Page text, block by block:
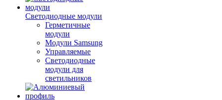
Светодиодные модули
Герметичные
модули
Модули Samsung
Управляемые
Светодиодные
модули для
светильников